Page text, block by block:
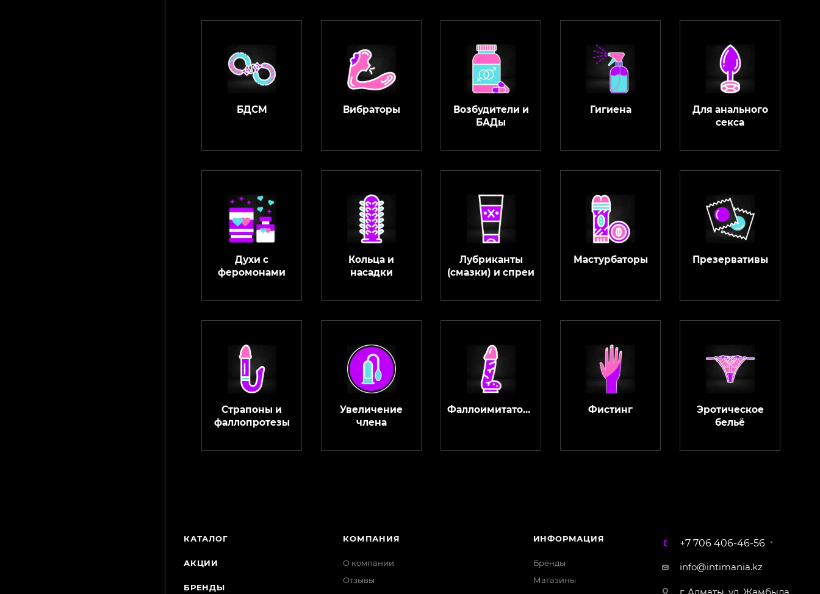
БДСМ Вибраторы
Возбудители и
БАДы
Гигиена
Для анального
секса
Духи с
феромонами
Кольца и
насадки
Лубриканты
(смазки) и спреи
Мастурбаторы Презервативы
Страпоны и
фаллопротезы
Увеличение
члена
Фаллоимитаторы Фистинг
Эротическое
бельё
КАТАЛОГ
АКЦИИ
БРЕНДЫ
КОМПАНИЯ
О компании
Отзывы
ИНФОРМАЦИЯ
Бренды
Магазины
+7 706 406-46-56
info@intimania.kz